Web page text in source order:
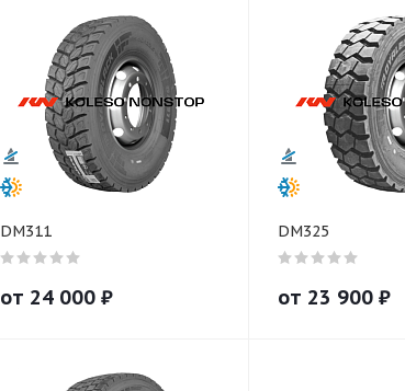
DM311
от 24 000 ₽
DM325
от 23 900 ₽